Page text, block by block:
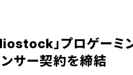
」プロゲーミ
ンサー契約を締結